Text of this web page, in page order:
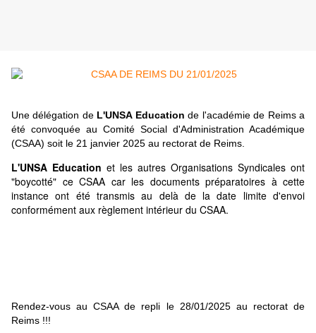
Une délégation de L'UNSA Education de l'académie de Reims a
été convoquée au Comité Social d'Administration Académique
(CSAA) soit le 21 janvier 2025 au rectorat de Reims.
L'UNSA Education et les autres Organisations Syndicales ont
"boycotté" ce CSAA car les documents préparatoires à cette
instance ont été transmis au delà de la date limite d'envoi
conformément aux règlement intérieur du CSAA.
Rendez-vous au CSAA de repli le 28/01/2025 au rectorat de
Reims !!!